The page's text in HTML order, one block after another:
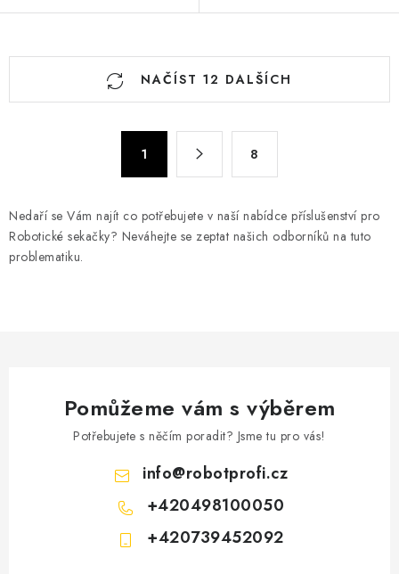
c
í
p
NAČÍST 12 DALŠÍCH
á
n
k
o
1 8
Nedaří se Vám najít co potřebujete v naší nabídce příslušenství pro
Robotické sekačky? Neváhejte se zeptat našich odborníků na tuto
problematiku.
Pomůžeme vám s výběrem
Potřebujete s něčím poradit? Jsme tu pro vás!
info@robotprofi.cz
+420498100050
+420739452092